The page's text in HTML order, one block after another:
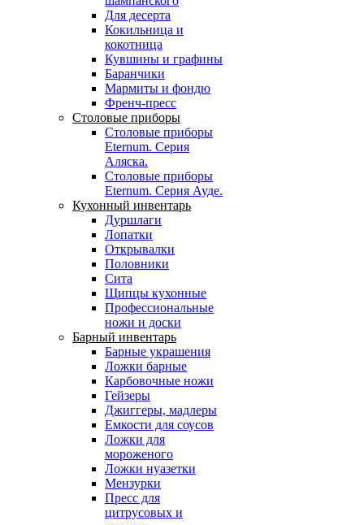
Для десерта
Кокильница и
кокотница
Кувшины и графины
Баранчики
Мармиты и фондю
Френч-пресс
Столовые приборы
Столовые приборы
Eternum. Серия
Аляска.
Столовые приборы
Eternum. Серия Ауде.
Кухонный инвентарь
Дуршлаги
Лопатки
Открывалки
Половники
Сита
Щипцы кухонные
Профессиональные
ножи и доски
Барный инвентарь
Барные украшения
Ложки барные
Карбовочные ножи
Гейзеры
Джиггеры, мадлеры
Емкости для соусов
Ложки для
мороженого
Ложки нуазетки
Мензурки
Пресс для
цитрусовых и